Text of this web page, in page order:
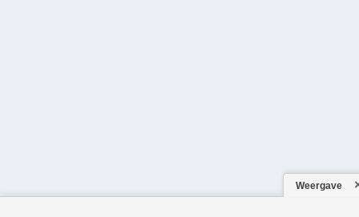
Weergave